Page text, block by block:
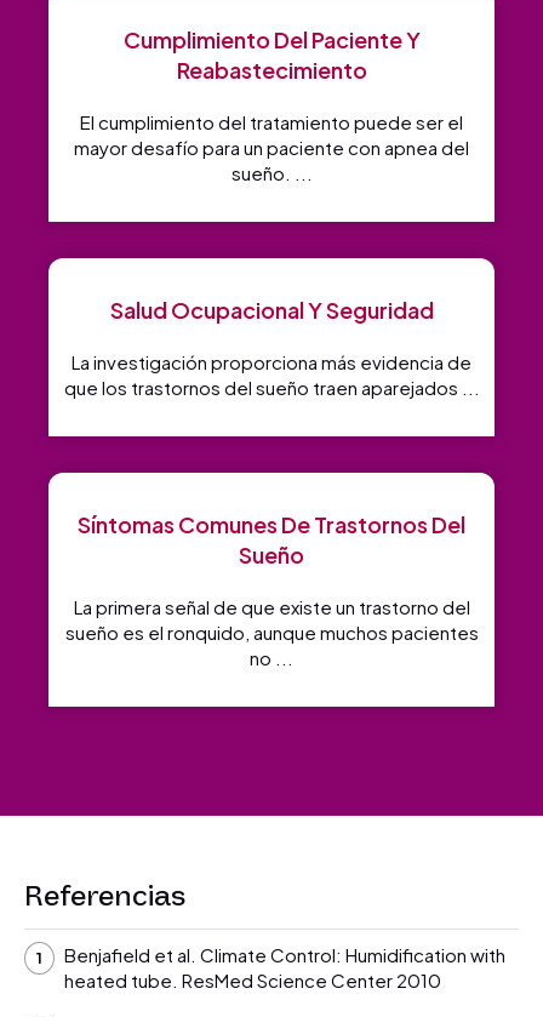
Cumplimiento Del Paciente Y
Reabastecimiento
El cumplimiento del tratamiento puede ser el
mayor desafío para un paciente con apnea del
sueño. ...
Salud Ocupacional Y Seguridad
La investigación proporciona más evidencia de
que los trastornos del sueño traen aparejados ...
Síntomas Comunes De Trastornos Del
Sueño
La primera señal de que existe un trastorno del
sueño es el ronquido, aunque muchos pacientes
no ...
Referencias
Benjafield et al. Climate Control: Humidification with
heated tube. ResMed Science Center 2010